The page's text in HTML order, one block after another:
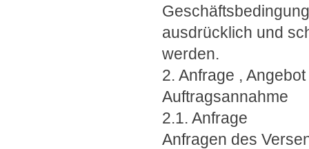
ausdrücklich und
werden.
2. Anfrage ,
Auftragsannahme
2.1. Anfrage
Anfragen des